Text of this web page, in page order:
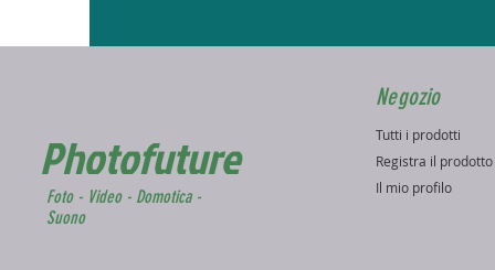
Photofuture
Foto - Video - Domotica -
Suono
Negozio
Tutti i prodotti
Registra il prodotto
Il mio profilo